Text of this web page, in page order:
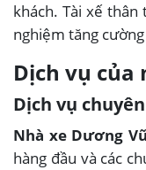
khách. Tài xế
nghiệm tăng
Dịch vụ của
Dịch vụ
Nhà xe Dương Vũ
hàng đầu và các